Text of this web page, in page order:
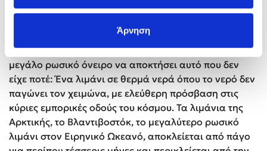
Άρνηση
περιοχής για να μην επιτρέψει να περάσει αυτός σε
Η εισβολή στο Αφγανιστάν είχε δώσει πνοή στο
μεγάλο ρωσικό όνειρο να αποκτήσει αυτό που δεν
είχε ποτέ: Ένα λιμάνι σε θερμά νερά όπου το νερό δεν
παγώνει τον χειμώνα, με ελεύθερη πρόσβαση στις
κύριες εμπορικές οδούς του κόσμου. Τα λιμάνια της
Αρκτικής, το Βλαντιβοστόκ, το μεγαλύτερο ρωσικό
λιμάνι στον Ειρηνικό Ωκεανό, αποκλείεται από πάγο